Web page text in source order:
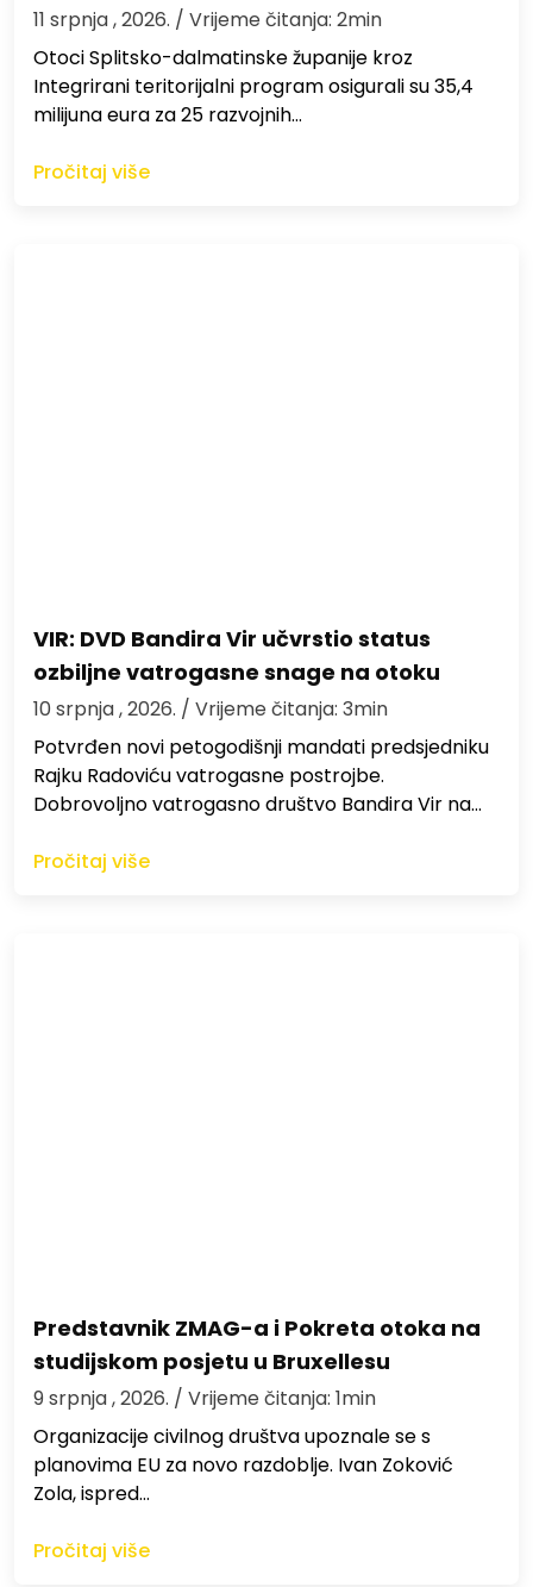
11 srpnja , 2026. / Vrijeme čitanja: 2min
Otoci Splitsko-dalmatinske županije kroz
Integrirani teritorijalni program osigurali su 35,4
milijuna eura za 25 razvojnih…
Pročitaj više
VIR: DVD Bandira Vir učvrstio status
ozbiljne vatrogasne snage na otoku
10 srpnja , 2026. / Vrijeme čitanja: 3min
Potvrđen novi petogodišnji mandati predsjedniku
Rajku Radoviću vatrogasne postrojbe.
Dobrovoljno vatrogasno društvo Bandira Vir na…
Pročitaj više
Predstavnik ZMAG-a i Pokreta otoka na
studijskom posjetu u Bruxellesu
9 srpnja , 2026. / Vrijeme čitanja: 1min
Organizacije civilnog društva upoznale se s
planovima EU za novo razdoblje. Ivan Zoković
Zola, ispred…
Pročitaj više